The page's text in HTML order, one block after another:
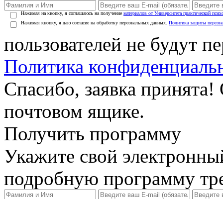
Нажимая на кнопку, я соглашаюсь на получение материалов от Университета практической
Нажимая кнопку, я даю согласие на обработку персональных данных. Политика защиты
пользователей не будут
Политика
Спасибо, заявка
почтовом ящике.
Получить программу
Укажите свой
подробную программу